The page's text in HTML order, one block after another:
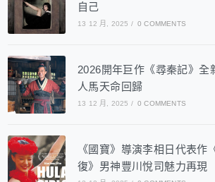
自己
13 12 月, 2025 / 0 COMMENTS
2026開年巨作《尋秦記》全
人馬天命回歸
13 12 月, 2025 / 0 COMMENTS
《國寶》導演李相日代表作
復》男神豐川悅司魅力再現